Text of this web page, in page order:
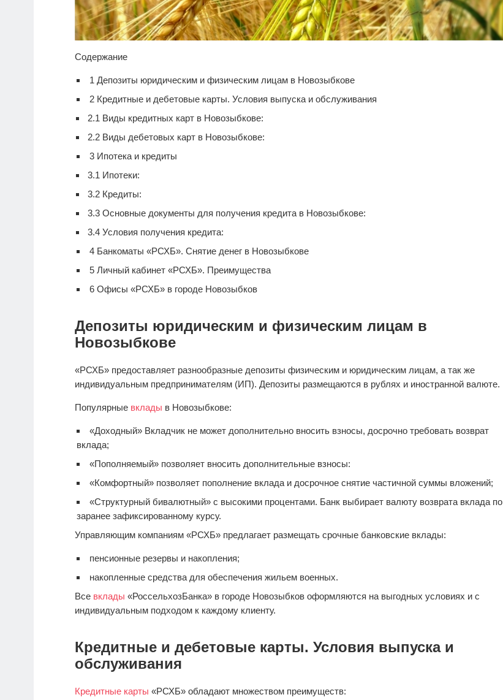
Содержание
1 Депозиты юридическим и физическим лицам в Новозыбкове
2 Кредитные и дебетовые карты. Условия выпуска и обслуживания
2.1 Виды кредитных карт в Новозыбкове:
2.2 Виды дебетовых карт в Новозыбкове:
3 Ипотека и кредиты
3.1 Ипотеки:
3.2 Кредиты:
3.3 Основные документы для получения кредита в Новозыбкове:
3.4 Условия получения кредита:
4 Банкоматы «РСХБ». Снятие денег в Новозыбкове
5 Личный кабинет «РСХБ». Преимущества
6 Офисы «РСХБ» в городе Новозыбков
Депозиты юридическим и физическим лицам в
Новозыбкове
«РСХБ» предоставляет разнообразные депозиты физическим и юридическим лицам, а так же
индивидуальным предпринимателям (ИП). Депозиты размещаются в рублях и иностранной валюте.
Популярные вклады в Новозыбкове:
«Доходный» Вкладчик не может дополнительно вносить взносы, досрочно требовать возврат
вклада;
«Пополняемый» позволяет вносить дополнительные взносы:
«Комфортный» позволяет пополнение вклада и досрочное снятие частичной суммы вложений;
«Структурный бивалютный» с высокими процентами. Банк выбирает валюту возврата вклада по
заранее зафиксированному курсу.
Управляющим компаниям «РСХБ» предлагает размещать срочные банковские вклады:
пенсионные резервы и накопления;
накопленные средства для обеспечения жильем военных.
Все вклады «РоссельхозБанка» в городе Новозыбков оформляются на выгодных условиях и с
индивидуальным подходом к каждому клиенту.
Кредитные и дебетовые карты. Условия выпуска и
обслуживания
Кредитные карты «РСХБ» обладают множеством преимуществ: